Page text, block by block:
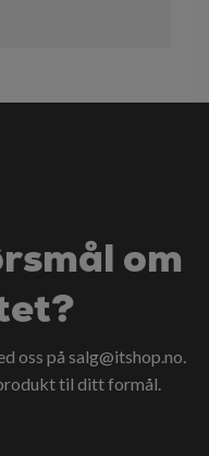
om
oss på salg@itshop.no.
til ditt formål.